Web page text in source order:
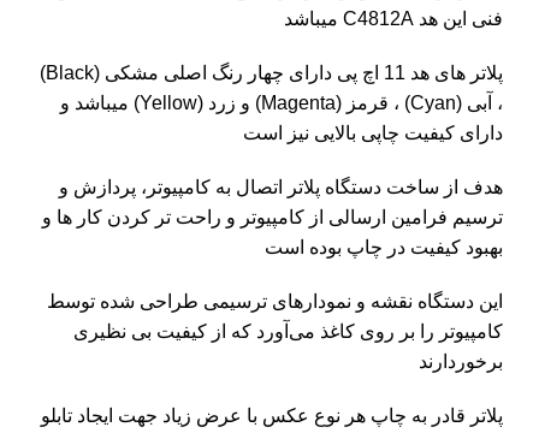
فنی این هد C4812A میباشد
پلاتر های هد 11 اچ پی
دارای چهار رنگ اصلی مشکی (Black)
، آبی (Cyan) ، قرمز (Magenta) و زرد (Yellow) میباشد و
دارای کیفیت چاپی بالایی نیز است
هدف از ساخت دستگاه پلاتر اتصال به کامپیوتر، پردازش و
ترسیم فرامین ارسالی از کامپیوتر و راحت تر کردن کار ها و
بهبود کیفیت در چاپ بوده است
این دستگاه نقشه و نمودارهای ترسیمی طراحی شده توسط
کامپیوتر را بر روی کاغذ می‌آورد که از کیفیت بی نظیری
برخوردارند
پلاتر قادر به چاپ هر نوع عکس با عرض زیاد جهت ایجاد تابلو